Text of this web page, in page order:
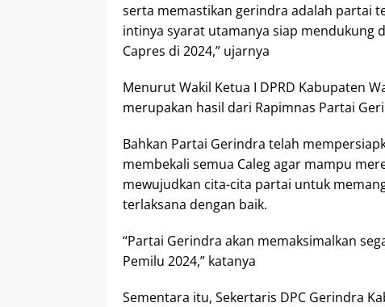
serta memastikan gerindra adalah partai
intinya syarat utamanya siap mendukung
Capres di 2024,” ujarnya
Menurut Wakil Ketua I DPRD Kabupaten
merupakan hasil dari Rapimnas Partai
Bahkan Partai Gerindra telah
membekali semua Caleg agar mampu
mewujudkan cita-cita partai untuk
terlaksana dengan baik.
“Partai Gerindra akan memaksimalkan
Pemilu 2024,” katanya
Sementara itu, Sekertaris DPC Gerindra